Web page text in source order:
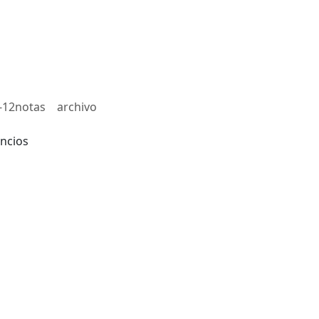
12notas archivo